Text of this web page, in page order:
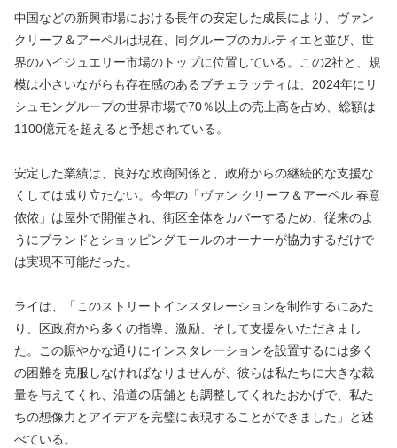
中国などの新興市場における長年の安定した成長により、ヴァン
クリーフ＆アーペルは現在、同グループのカルティエと並び、世
界のハイジュエリー市場のトップに位置している。この2社と、規
模は小さいながらも存在感のあるブチェラッティは、2024年にリ
シュモングループの世界市場で70％以上の売上高を占め、総額は
1100億元を超えると予想されている。
安定した業績は、良好な政商関係と、政府からの継続的な支援な
くしては成り立たない。今年の「ヴァン クリーフ＆アーペル 春意
侬侬」は屋外で開催され、街区全体をカバーするため、従来のよ
うにブランドとショッピングモールのオーナーが協力するだけで
は実現不可能だった。
ライは、「このストリートインスタレーションを制作するにあた
り、区政府から多くの指導、激励、そして支援をいただきまし
た。この賑やかな通りにインスタレーションを設置するには多く
の困難を克服しなければなりませんが、彼らは私たちに大きな裁
量を与えてくれ、沿道の店舗とも調整してくれたおかげで、私た
ちの想像力とアイデアを完璧に表現することができました」と述
べている。